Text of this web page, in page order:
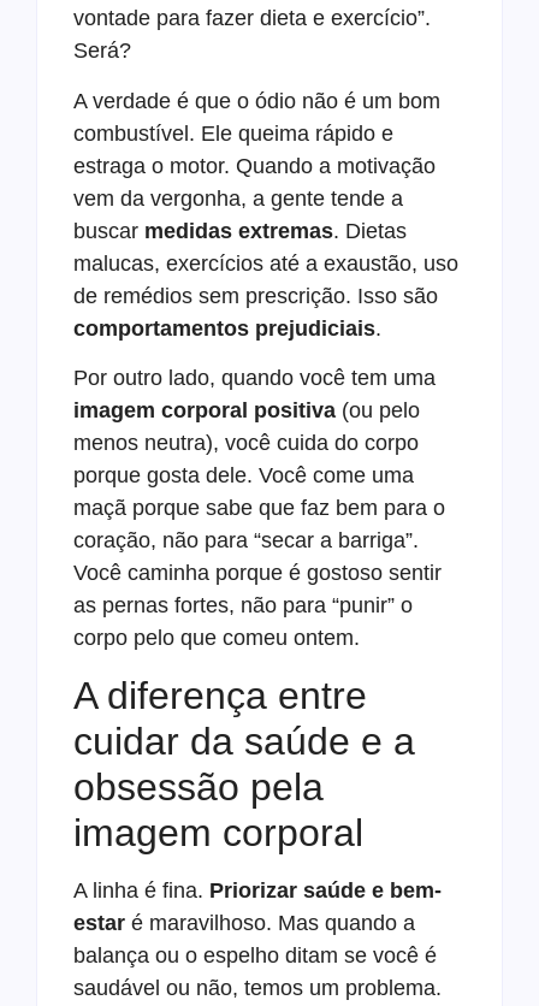
vontade para fazer dieta e exercício”.
Será?
A verdade é que o ódio não é um bom
combustível. Ele queima rápido e
estraga o motor. Quando a motivação
vem da vergonha, a gente tende a
buscar medidas extremas. Dietas
malucas, exercícios até a exaustão, uso
de remédios sem prescrição. Isso são
comportamentos prejudiciais.
Por outro lado, quando você tem uma
imagem corporal positiva (ou pelo
menos neutra), você cuida do corpo
porque gosta dele. Você come uma
maçã porque sabe que faz bem para o
coração, não para “secar a barriga”.
Você caminha porque é gostoso sentir
as pernas fortes, não para “punir” o
corpo pelo que comeu ontem.
A diferença entre
cuidar da saúde e a
obsessão pela
imagem corporal
A linha é fina. Priorizar saúde e bem-
estar é maravilhoso. Mas quando a
balança ou o espelho ditam se você é
saudável ou não, temos um problema.